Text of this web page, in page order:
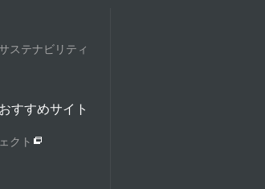
ステナビリティ
すすめサイト
クト